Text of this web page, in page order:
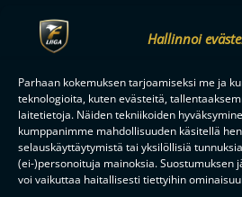
Hallinnoi
Parhaan kokemuksen tarjoamiseksi me ja
teknologioita, kuten evästeitä,
laitetietoja. Näiden tekniikoiden
kumppanimme mahdollisuuden käsitellä
selauskäyttäytymistä tai yksilöllisiä
(ei-)personoituja mainoksia.
voi vaikuttaa haitallisesti tiettyihin